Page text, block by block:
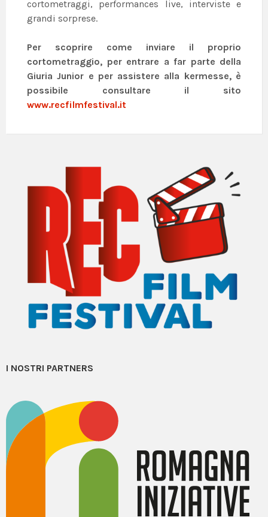
cortometraggi, performances live, interviste e
grandi sorprese.
Per scoprire come inviare il proprio
cortometraggio, per entrare a far parte della
Giuria Junior e per assistere alla kermesse, è
possibile consultare il sito
www.recfilmfestival.it
I NOSTRI PARTNERS